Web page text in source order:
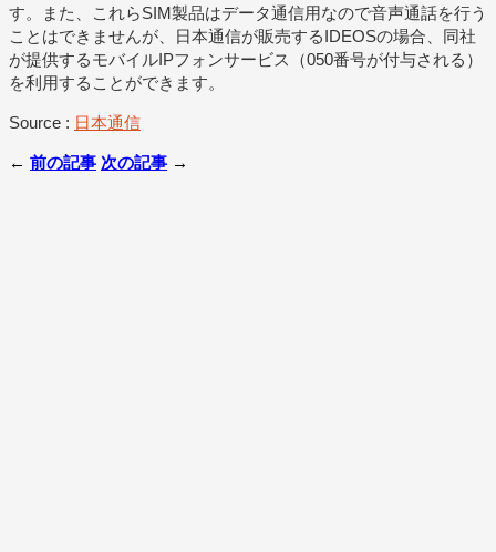
す。また、これらSIM製品はデータ通信用なので音声通話を行う
ことはできませんが、日本通信が販売するIDEOSの場合、同社
が提供するモバイルIPフォンサービス（050番号が付与される）
を利用することができます。
Source : 日本通信
← 前の記事 次の記事 →